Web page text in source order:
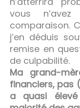
vous
comparaison.
j’en déduis
remise en
de culpabilité.
Ma grand-
financiers, pas
a quasi